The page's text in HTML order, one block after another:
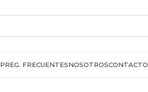
PREG. FRECUENTESNOSOTROSCONTACTO